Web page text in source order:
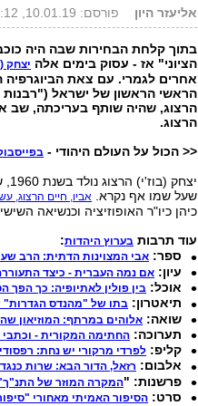
אליעזר היון פורסם: 10.01.19, 12:12
בתוך קלחת הבחירות שבה היה
הציוני" אז - עסוק בימים אלה יצחק
אחרים לגמרי. עם צאת
הראשי הראשון של ישראל
הרצוג, שהיה שותף בעריכתה, שב
הרצוג.
<< הכול על העולם היהודי -
שעל שמו אף נקרא. אביו, חיים הרצוג,
כיהן כיו"ר האופוזיציה וכנשיאה
עוד תרבות בערוץ היהדות:
ספר: אבי המצוינות הדתית: הרב
עיון: אם נמה העברית - כיצד
אוכל: בין פולין לאתיופיה: כך הפך
תיאטרון: בתו של "מהנדס הגדרות"
שואה: אלוהים במרתף: המוזיאון
תערוכה: החתימה המקורית -
קליפ: לפרדי מרקורי יש נחת:
אלבום: רזאל, הדור הבא: שרות
פרשנות: "המקרה המוזר של
סרט: הסיפור האמיתי מאחורי